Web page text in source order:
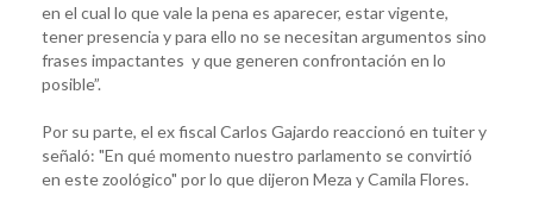
en el cual lo que vale la pena es aparecer, estar vigente,
tener presencia y para ello no se necesitan argumentos sino
frases impactantes y que generen confrontación en lo
posible”.
Por su parte, el ex fiscal Carlos Gajardo reaccionó en tuiter y
señaló: "En qué momento nuestro parlamento se convirtió
en este zoológico" por lo que dijeron Meza y Camila Flores.